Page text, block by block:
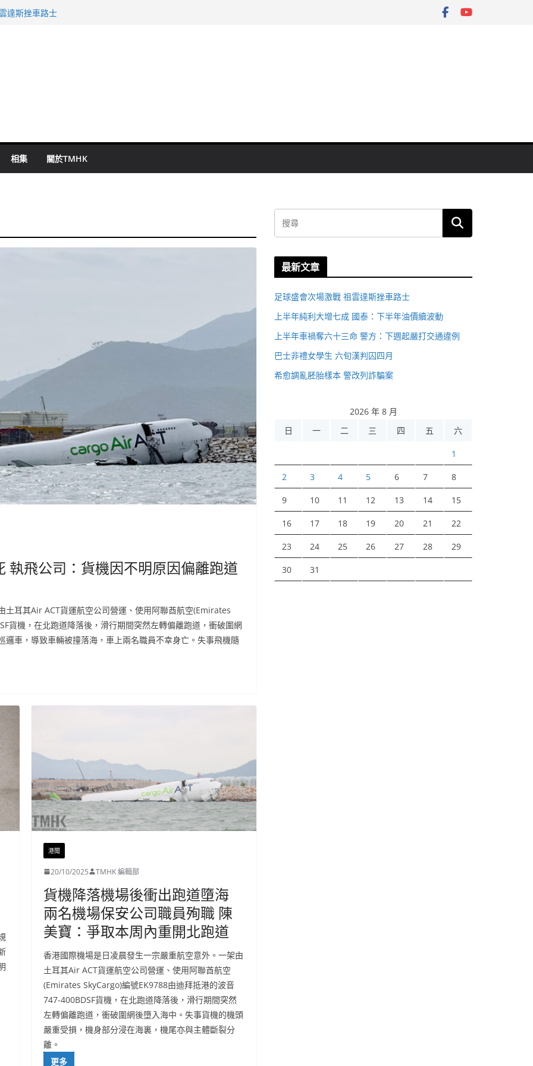
列詐騙案
相集 關於TMHK
執飛公司：貨機因不明原因偏離跑道
耳其Air ACT貨運航空公司營運、使用阿聯酋航空(Emirates
貨機，在北跑道降落後，滑行期間突然左轉偏離跑道，衝破圍網
車，導致車輛被撞落海，車上兩名職員不幸身亡。失事飛機隨
港聞
20/10/2025 TMHK 編輯部
貨機降落機場後衝出跑道墮海
兩名機場保安公司職員殉職 陳
美寶：爭取本周內重開北跑道
香港國際機場是日凌晨發生一宗嚴重航空意外。一架由
土耳其Air ACT貨運航空公司營運、使用阿聯酋航空
(Emirates SkyCargo)編號EK9788由迪拜抵港的波音
747-400BDSF貨機，在北跑道降落後，滑行期間突然
左轉偏離跑道，衝破圍網後墮入海中。失事貨機的機頭
嚴重受損，機身部分浸在海裏，機尾亦與主體斷裂分
離。
更多
最新文章
足球盛會次場激戰 祖雲達斯挫車路士
上半年純利大增七成 國泰：下半年油價續波動
上半年車禍奪六十三命 警方：下週起嚴打交通違例
巴士非禮女學生 六旬漢判囚四月
希愈調亂胚胎樣本 警改列詐騙案
2026 年 8 月
日
一 二 三 四 五 六
1
2 3 4 5 6 7 8
9 10 11 12 13 14 15
16 17 18 19 20 21 22
23 24 25 26 27 28 29
30 31